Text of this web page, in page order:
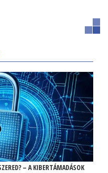
– A KIBERTÁMADÁSOK